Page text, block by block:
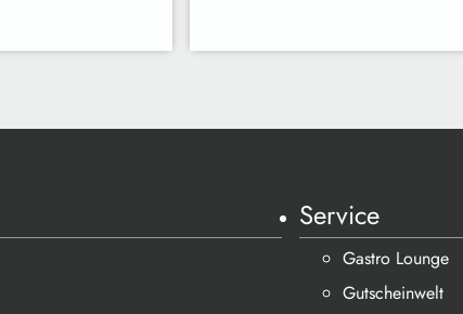
Service
Gastro Lounge
Gutscheinwelt